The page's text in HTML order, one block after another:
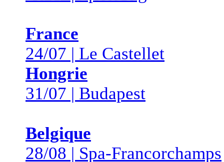
France
24/07 | Le Castellet
Hongrie
31/07 | Budapest
Belgique
28/08 | Spa-Francorchamps